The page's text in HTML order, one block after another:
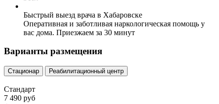
Быстрый выезд врача в Хабаровске
Оперативная и заботливая наркологическая помощь у
вас дома. Приезжаем за 30 минут
Варианты размещения
Стационар Реабилитационный центр
Стандарт
7 490 руб